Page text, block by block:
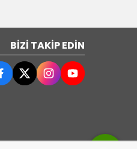
BIZI TAKIP EDIN